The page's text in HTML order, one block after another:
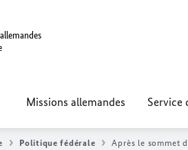
Missions allemandes Service
Politique fédérale Après le sommet